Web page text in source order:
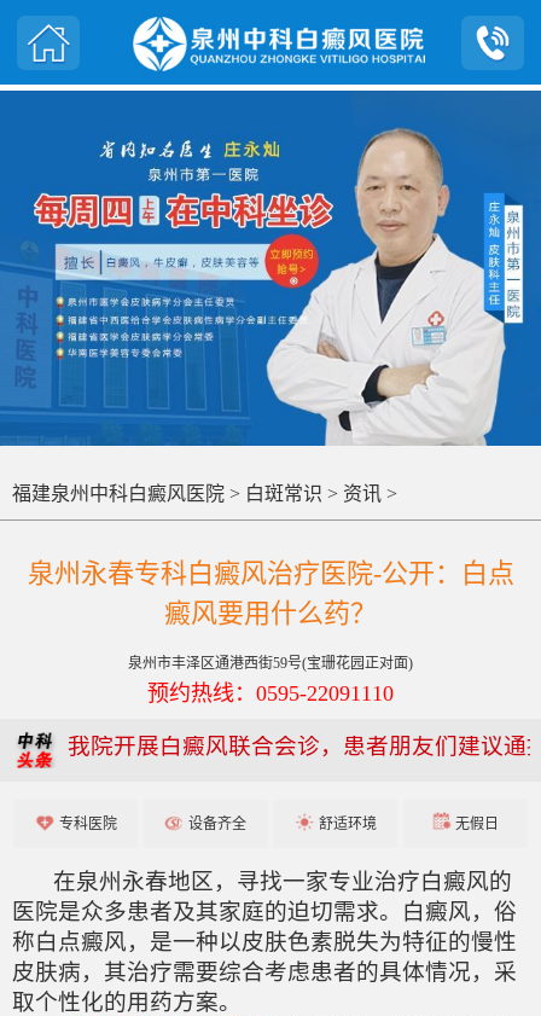
福建泉州中科白癜风医院 > 白斑常识 > 资讯 >
泉州永春专科白癜风治疗医院-公开：白点
癜风要用什么药？
泉州市丰泽区通港西街59号(宝珊花园正对面)
预约热线：0595-22091110
我院开展白癜风联合会诊，患者朋友们建议通
专科医院 设备齐全 舒适环境 无假日
在泉州永春地区，寻找一家专业治疗白癜风的
医院是众多患者及其家庭的迫切需求。白癜风，俗
称白点癜风，是一种以皮肤色素脱失为特征的慢性
皮肤病，其治疗需要综合考虑患者的具体情况，采
取个性化的用药方案。